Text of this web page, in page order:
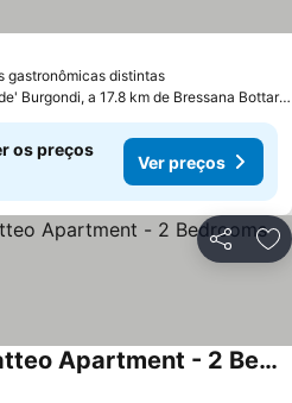
gastronômicas distintas
Sannazzaro de' Burgondi, a 17.8 km de Bressana Bottarone
os preços
Ver preços
Partilhar
LAB42 City & San Matteo Apartment - 2 Bedrooms